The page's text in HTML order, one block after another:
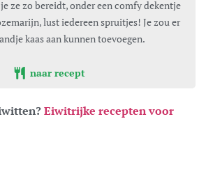
je ze zo bereidt, onder een comfy dekentje
lust iedereen spruitjes! Je zou er
kaas aan kunnen toevoegen.
naar recept
Eiwitrijke recepten voor